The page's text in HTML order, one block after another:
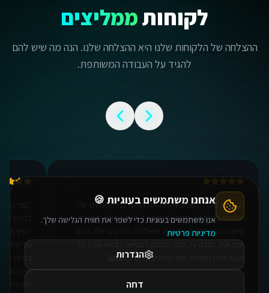
לקוחותממליצים
ההצלחה של הלקוחות שלנו היא ההצלחה שלנו. הנה מה שיש להם
להגיד על העבודה המשותפת.
קובי יא מלך! תשמע לקחת את המערכת הנוכחית שלי
שבניתי בבייס 44 והקפצת אותה ב-100 רמות! ואני עוד
הייתי בטוח שבניתי מערכת מושלמת לצרכים שלי. אתה
אמן אחי, תודה על הכל ומחכה לפגישה הבאה שלנו כל
פעם אתה מפתיע אותי מחדש 💪💪💪🙏🙏
של
וכיפי,
אנו משתמשים בעוגיות כדי לשפר את חווית הגלישה שלך.
הגדרות
דחה
אישור הכל